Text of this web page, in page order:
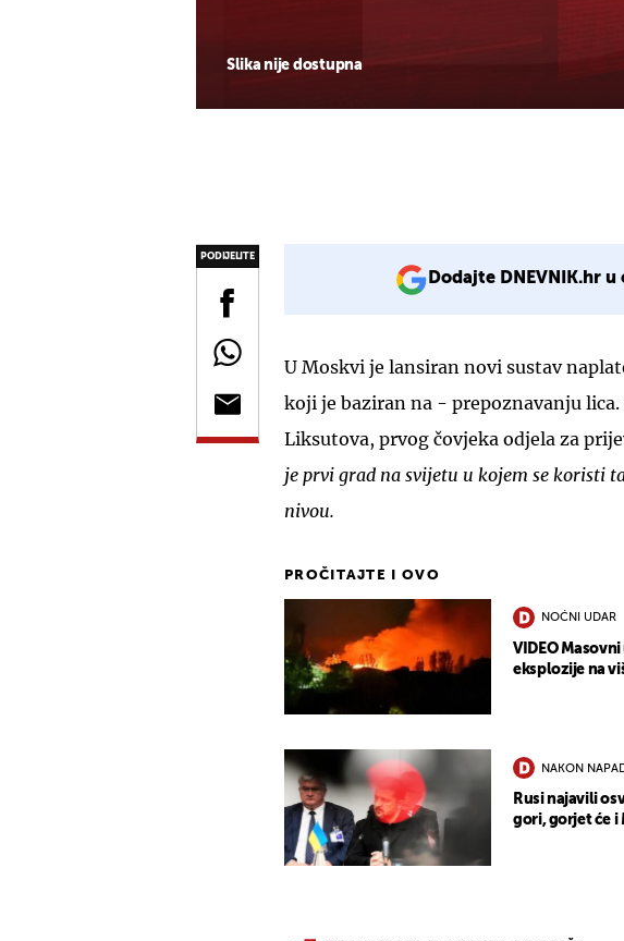
Slika nije dostupna
PODIJELITE
Dodajte DNEVNIK.hr
U Moskvi je lansiran novi sustav
koji je baziran na - prepoznavanju
Liksutova, prvog čovjeka odjela za
je prvi grad na svijetu u kojem se koristi
nivou.
PROČITAJTE I OVO
NOĆNI UDAR
VIDEO
eksplozije na
NAKON
Rusi najavili
gori, gorjet će i